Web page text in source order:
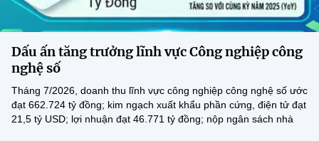
Lịch sử phát triển
Sở Khoa học và Công nghệ
Đổi mới sáng tạo
Chuyển đổi số
Sở hữu trí tuệ
Hệ thống văn bản
Văn bản QPPL
Văn bản chỉ đạo điều hành
Lấy ý kiến người dân về dự thảo VBQPPL
MST IOFFICE
THỐNG KÊ
Khoa học và Công nghệ
Multimedia
Dấu ấn tăng trưởng lĩnh vực Công nghiệp công
nghệ số
Tháng 7/2026, doanh thu lĩnh vực công nghiệp công nghệ số ước
đạt 662.724 tỷ đồng; kim ngạch xuất khẩu phần cứng, điện tử đạt
21,5 tỷ USD; lợi nhuận đạt 46.771 tỷ đồng; nộp ngân sách nhà